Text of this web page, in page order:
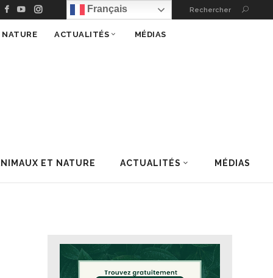
Français Rechercher
ET NATURE ACTUALITÉS MÉDIAS
ACTUALITÉS MÉDIAS